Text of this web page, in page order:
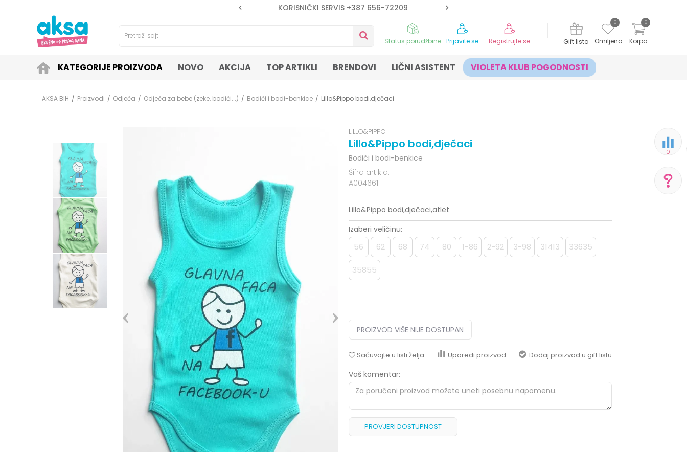
KORISNIČKI SERVIS +387 656-72209
Pretraži sajt
Korpa
0
Omiljeno
0
Gift lista
Prijavite se Registrujte se
Status porudžbine
KATEGORIJE PROIZVODA NOVO AKCIJA TOP ARTIKLI BRENDOVI LIČNI ASISTENT VIOLETA KLUB POGODNOSTI
0
AKSA BIH Proizvodi Odjeća Odjeća za bebe (zeke, bodići...) Bodići i bodi-benkice Lillo&Pippo bodi,dječaci
LILLO&PIPPO
Lillo&Pippo bodi,dječaci
Bodići i bodi-benkice
Šifra artikla:
A004661
Lillo&Pippo bodi,dječaci,atlet
Izaberi veličinu:
56 62 68 74 80 1-86 2-92 3-98 31413 33635
35855
PROIZVOD VIŠE NIJE DOSTUPAN
Sačuvajte u listi želja Uporedi proizvod Dodaj proizvod u gift listu
Vaš komentar:
PROVJERI DOSTUPNOST
+387 656-72209
Radno vreme